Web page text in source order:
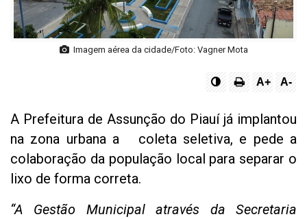
Imagem aérea da cidade/Foto: Vagner Mota
A+ A-
A Prefeitura de Assunção do Piauí já implantou
na zona urbana a coleta seletiva, e pede a
colaboração da população local para separar o
lixo de forma correta.
“A Gestão Municipal através da Secretaria